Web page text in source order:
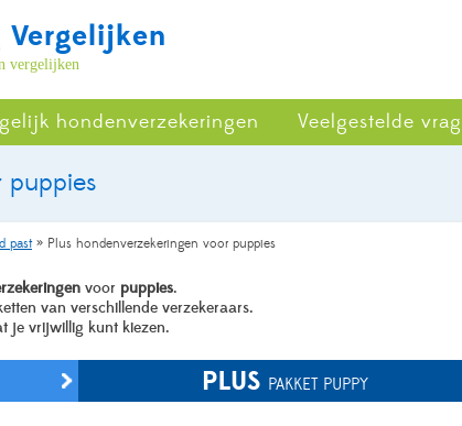
vergelijken
hondenverzekeringen Veelgestelde
puppies
past» Plus hondenverzekeringen voor puppies
voor puppies.
van verschillende verzekeraars.
je vrijwillig kunt kiezen.
PLUS PAKKET PUPPY